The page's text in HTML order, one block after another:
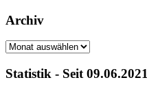
Archiv
Archiv
Statistik - Seit 09.06.2021